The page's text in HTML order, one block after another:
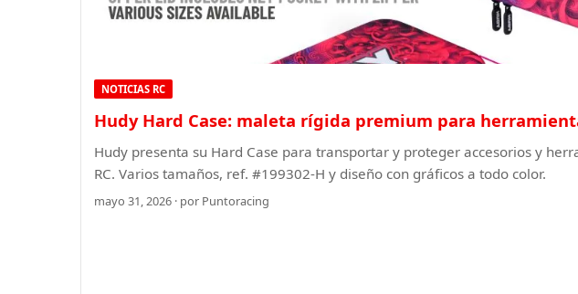
NOTICIAS RC
Hudy Hard Case: maleta rígida premium para
Hudy presenta su Hard Case para transportar y proteger accesorios y
RC. Varios tamaños, ref. #199302-H y diseño con gráficos a todo color.
mayo 31, 2026 · por Puntoracing